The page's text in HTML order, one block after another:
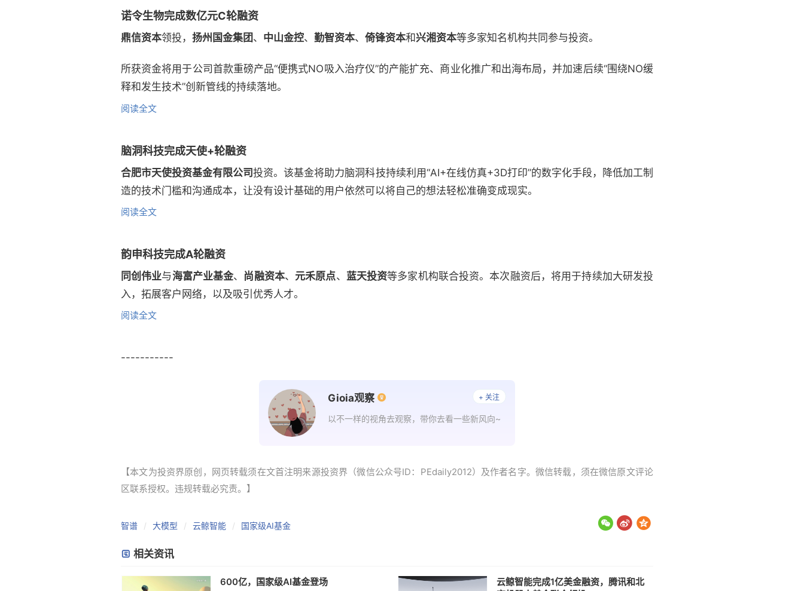
诺令生物完成数亿元C轮融资
鼎信资本领投， 扬州国金集团、 中山金控、 勤智资本、 倚锋资本和兴湘资本等多家知名机构共同参与投资。
所获资金将用于公司首款重磅产品“便携式NO吸入治疗仪”的产能扩充、商业化推广和出海布局，并加速后续“围绕NO缓
释和发生技术”创新管线的持续落地。
阅读全文
脑洞科技完成天使+轮融资
合肥市天使投资基金有限公司投资。该基金将助力脑洞科技持续利用“AI+在线仿真+3D打印”的数字化手段，降低加工制
造的技术门槛和沟通成本，让没有设计基础的用户依然可以将自己的想法轻松准确变成现实。
阅读全文
韵申科技完成A轮融资
同创伟业与海富产业基金、 尚融资本、 元禾原点、 蓝天投资等多家机构联合投资。本次融资后，将用于持续加大研发投
入，拓展客户网络，以及吸引优秀人才。
阅读全文
-----------
Gioia观察
以不一样的视角去观察，带你去看一些新风向~
+ 关注
【本文为投资界原创，网页转载须在文首注明来源投资界（微信公众号ID：PEdaily2012）及作者名字。微信转载，须在微信原文评论
区联系授权。违规转载必究责。】
智谱 大模型 云鲸智能 国家级AI基金
相关资讯
600亿，国家级AI基金登场
云鲸智能完成1亿美金融资，腾讯和北